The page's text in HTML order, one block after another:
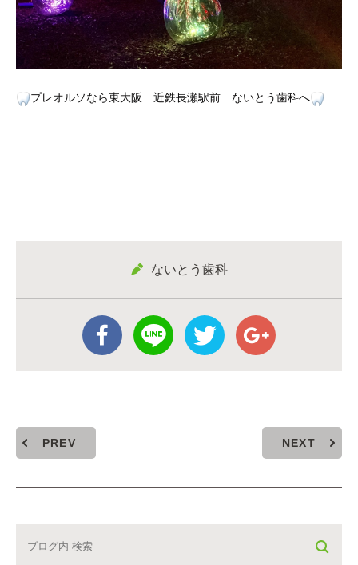
プレオルソなら東大阪 近鉄長瀬駅前 ないとう歯科へ
ないとう歯科
PREV NEXT